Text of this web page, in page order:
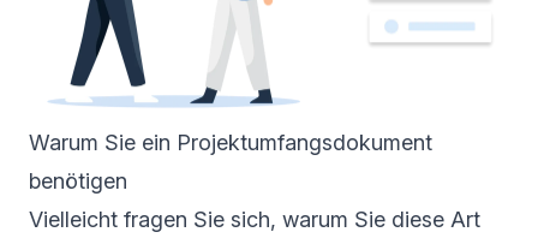
Warum Sie ein Projektumfangsdokument
benötigen
Vielleicht fragen Sie sich, warum Sie diese Art